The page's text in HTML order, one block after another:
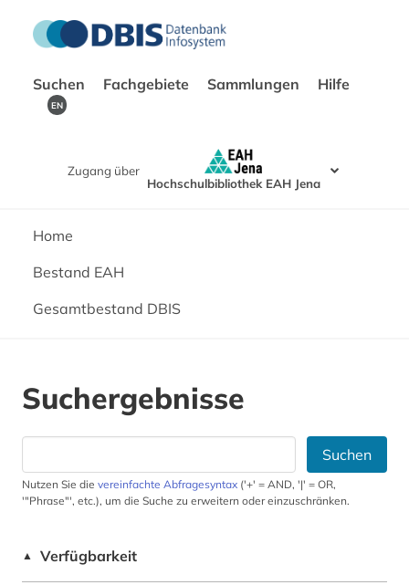
Suchen Fachgebiete Sammlungen Hilfe
EN
Zugang über
Hochschulbibliothek EAH Jena
Home
Bestand EAH
Gesamtbestand DBIS
Suchergebnisse
Suchen
Nutzen Sie die vereinfachte Abfragesyntax ('+' = AND, '|' = OR,
'"Phrase"', etc.), um die Suche zu erweitern oder einzuschränken.
▲ Verfügbarkeit